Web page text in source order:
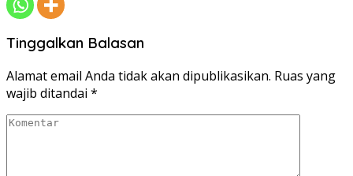
Tinggalkan Balasan
Alamat email Anda tidak akan dipublikasikan. Ruas yang
wajib ditandai *